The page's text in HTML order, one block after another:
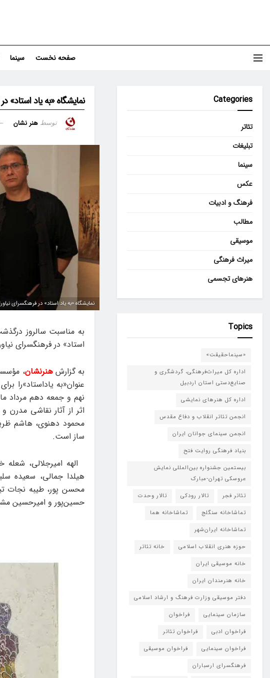
صفحه نخست سینما
نمایشگاه «به یاد استاد»
توسط هنر نشان
نمایشگاه «به یاد استاد» در فرهنگسرای
به مناسبت سالروز
استاد» در فرهنگسرای
به گزارشهنرنشان،
عنوان«به یاداستاد»را
اثر از آثار نقاشی
ساز است.
الهه امیر‌جلالی،
هیلدا جمالی، سعیده
محسن پور، طیبه نجات
حسین‌پور و امیرحسین
Categories
تئاتر
تبلیغات
سینما
عکس
فرهنگ و ادبیات
مطالب
موسیقی
میراث فرهنگی
هنرهای تجسمی
Topics
«سینماحقیقت»
اداره کل میراث‌فرهنگی، گردشگری و
صنایع‌دستی استان اردبیل
اداره کل هنرهای نمایشی
انجمن تئاتر انقلاب و دفاع مقدس
انجمن سینمای جوانان ایران
بنیاد فرهنگی روایت فتح
بیستمین جشنواره بین‌المللی نمایش
عروسکی تهران-مبارک
تئاتر فجر
تالار رودکی
تالار وحدت
تماشاخانه سنگلج
تماشاخانه هما
تماشاخانه‌ ایران‌شهر
حوزه هنری انقلاب اسلامی
خانه تئاتر
خانه موسیقی ایران
خانه هنرمندان ایران
دفتر موسیقی وزارت فرهنگ و ارشاد اسلامی
سازمان سینمایی
فراخوان
فراخوان ادبی
فراخوان تئاتر
فراخوان سینمایی
فراخوان موسیقی
فرهنگسرای ارسباران